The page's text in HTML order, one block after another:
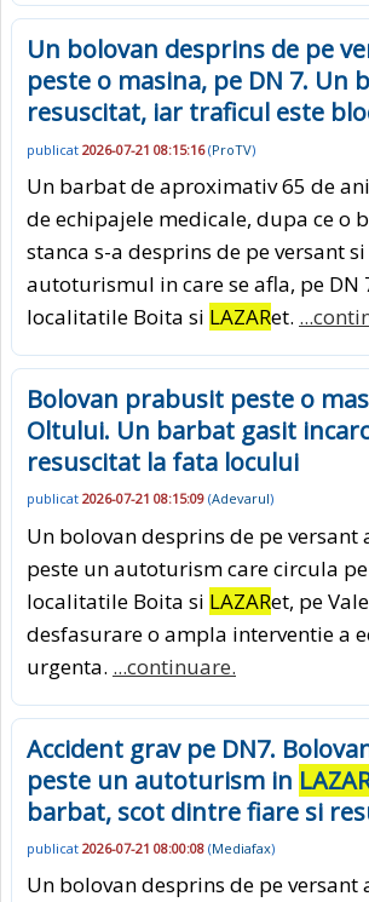
Un bolovan desprins de pe
peste o masina, pe DN 7. Un
resuscitat, iar traficul este
publicat 2026-07-21 08:15:16(ProTV)
Un barbat de aproximativ 65 de
de echipajele medicale, dupa ce o
stanca s-a desprins de pe versant
autoturismul in care se afla, pe DN
localitatile Boita si LAZARet.
Bolovan prabusit peste o
Oltului. Un barbat gasit
resuscitat la fata locului
publicat 2026-07-21 08:15:09 (Adevarul)
Un bolovan desprins de pe versant
peste un autoturism care circula
localitatile Boita si LAZARet, pe
desfasurare o ampla interventie a
urgenta. ...continuare.
Accident grav pe DN7.
peste un autoturism in
barbat, scot dintre fiare si
publicat 2026-07-21 08:00:08 (Mediafax)
Un bolovan desprins de pe versant